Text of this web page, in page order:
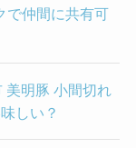
で仲間に共有可
美明豚 小間切れ
しい？